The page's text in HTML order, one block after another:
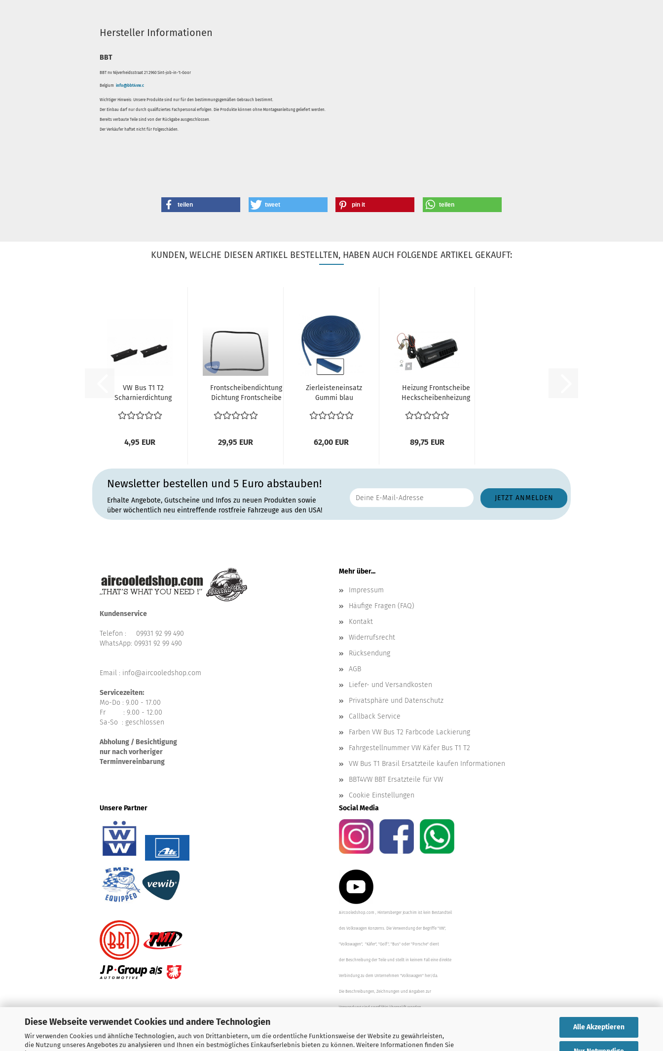
Diese Webseite verwendet Cookies und andere Technologien
Wir verwenden Cookies und ähnliche Technologien, auch von Drittanbietern, um die ordentliche Funktionsweise der Website zu gewährleisten,
die Nutzung unseres Angebotes zu analysieren und Ihnen ein bestmögliches Einkaufserlebnis bieten zu können. Weitere Informationen finden Sie
Alle Akzeptieren
Hersteller Informationen
BBT
BBT nv Nijverheidsstraat 21 2960 Sint-job-in-'t-Goor
Belgium info@bbt4vw.c
Wichtiger Hinweis: Unsere Produkte sind nur für den bestimmungsgemäßen Gebrauch bestimmt.
Der Einbau darf nur durch qualifiziertes Fachpersonal erfolgen. Die Produkte können ohne Montageanleitung geliefert werden.
Bereits verbaute Teile sind von der Rückgabe ausgeschlossen.
Der Verkäufer haftet nicht für Folgeschäden.
teilen tweet pin it teilen
KUNDEN, WELCHE DIESEN ARTIKEL BESTELLTEN, HABEN AUCH FOLGENDE ARTIKEL GEKAUFT:
VW Bus T1 T2
Scharnierdichtung
Tresorklappe...
4,95 EUR
Frontscheibendichtung
Dichtung Frontscheibe
29,95 EUR
Zierleisteneinsatz
Gummi blau
Samba...
62,00 EUR
Heizung Frontscheibe
Heckscheibenheizung
Zusatzheizung...
89,75 EUR
Newsletter bestellen und 5 Euro abstauben!
Erhalte Angebote, Gutscheine und Infos zu neuen Produkten sowie
über wöchentlich neu eintreffende rostfreie Fahrzeuge aus den USA!
Kundenservice
Telefon : 09931 92 99 490
WhatsApp: 09931 92 99 490
Email : info@aircooledshop.com
Servicezeiten:
Mo-Do : 9.00 - 17.00
Fr : 9.00 - 12.00
Sa-So : geschlossen
Abholung / Besichtigung
nur nach vorheriger
Terminvereinbarung
Mehr über...
Impressum
Häufige Fragen (FAQ)
Kontakt
Widerrufsrecht
Rücksendung
AGB
Liefer- und Versandkosten
Privatsphäre und Datenschutz
Callback Service
Farben VW Bus T2 Farbcode Lackierung
Fahrgestellnummer VW Käfer Bus T1 T2
VW Bus T1 Brasil Ersatzteile kaufen Informationen
BBT4VW BBT Ersatzteile für VW
Cookie Einstellungen
Unsere Partner
Social Media
Aircooledshop.com , Hintersberger Joachim ist kein Bestandteil
des Volkswagen Konzerns. Die Verwendung der Begriffe "VW",
"Volkswagen", "Käfer", "Golf", "Bus" oder "Porsche" dient
der Beschreibung der Teile und stellt in keinem Fall eine direkte
Verbindung zu dem Unternehmen "Volkswagen" her/da.
Die Beschreibungen, Zeichnungen und Angaben zur
Verwendung sind sorgfältig überprüft worden.
Vertrag widerrufen